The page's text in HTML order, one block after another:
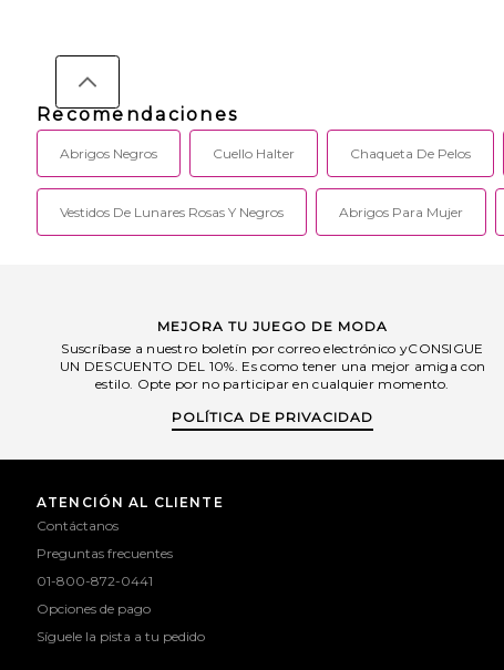
Recomendaciones
Abrigos Negros Cuello Halter Chaqueta De Pelos
Vestidos De Lunares Rosas Y Negros Abrigos Para Mujer
MEJORA TU JUEGO DE MODA
Suscríbase a nuestro boletín por correo electrónico yCONSIGUE
UN DESCUENTO DEL 10%. Es como tener una mejor amiga con
estilo. Opte por no participar en cualquier momento.
POLÍTICA DE PRIVACIDAD
ATENCIÓN AL CLIENTE
Contáctanos
Preguntas frecuentes
01-800-872-0441
Opciones de pago
Síguele la pista a tu pedido